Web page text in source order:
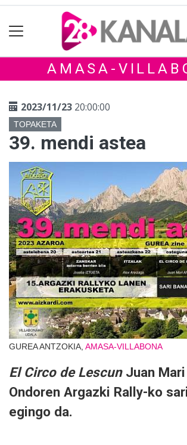
AMASA-
2023/11/23 20:00:00
TOPAKETA
39. mendi astea
GUREA ANTZOKIA, AMASA-VILLABONA
El Circo de LescunJuan Mari
Ondoren Argazki Rally-ko
egingo da.